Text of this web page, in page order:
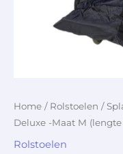
Home / Rolstoelen /
Deluxe -Maat M (lengte
Rolstoelen